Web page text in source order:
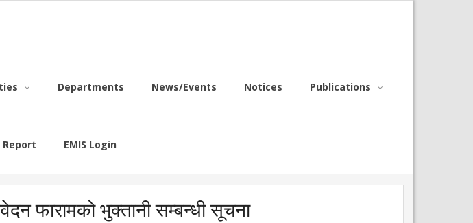
Departments News/Events Notices Publications
Report EMIS Login
फारामको भुक्तानी सम्बन्धी सूचना